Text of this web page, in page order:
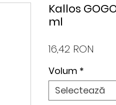
Kallos
ml
16,42 RON
Volum *
Selectează